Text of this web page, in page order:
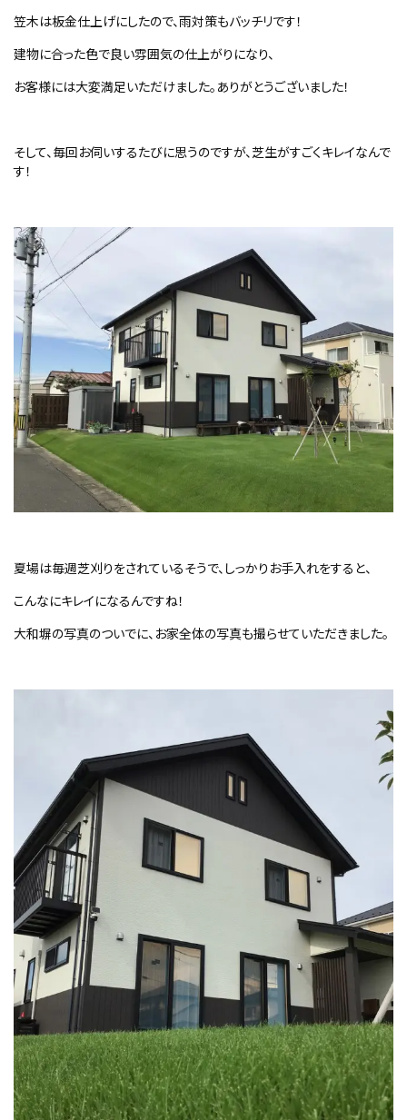
笠木は板金仕上げにしたので、雨対策もバッチリです！
建物に合った色で良い雰囲気の仕上がりになり、
お客様には大変満足いただけました。ありがとうございました！
そして、毎回お伺いするたびに思うのですが、芝生がすごくキレイなんで
す！
夏場は毎週芝刈りをされているそうで、しっかりお手入れをすると、
こんなにキレイになるんですね！
大和塀の写真のついでに、お家全体の写真も撮らせていただきました。